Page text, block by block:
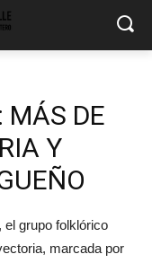
MÁS DE
Y
el grupo folklórico
marcada por